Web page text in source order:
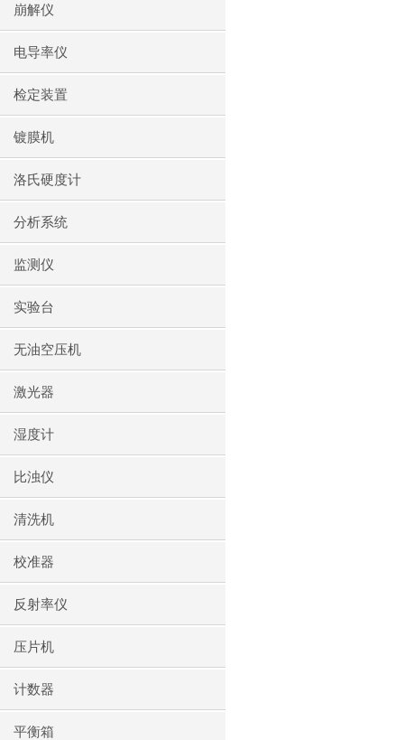
崩解仪
电导率仪
检定装置
镀膜机
洛氏硬度计
分析系统
监测仪
实验台
无油空压机
激光器
湿度计
比浊仪
清洗机
校准器
反射率仪
压片机
计数器
平衡箱